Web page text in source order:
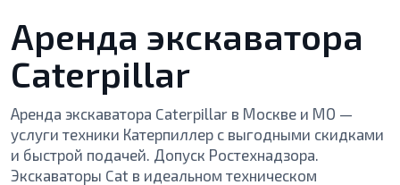
Аренда экскаватора
Caterpillar
Аренда экскаватора Caterpillar в Москве и МО —
услуги техники Катерпиллер с выгодными скидками
и быстрой подачей. Допуск Ростехнадзора.
Экскаваторы Cat в идеальном техническом